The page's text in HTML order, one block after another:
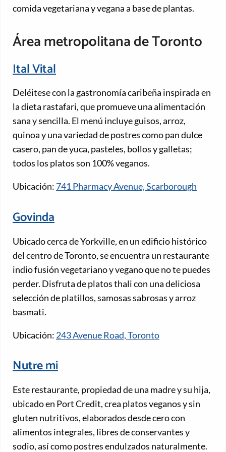
comida vegetariana y vegana a base de plantas.
Área metropolitana de Toronto
Ital Vital
Deléitese con la gastronomía caribeña inspirada en
la dieta rastafari, que promueve una alimentación
sana y sencilla. El menú incluye guisos, arroz,
quinoa y una variedad de postres como pan dulce
casero, pan de yuca, pasteles, bollos y galletas;
todos los platos son 100% veganos.
Ubicación: 741 Pharmacy Avenue, Scarborough
Govinda
Ubicado cerca de Yorkville, en un edificio histórico
del centro de Toronto, se encuentra un restaurante
indio fusión vegetariano y vegano que no te puedes
perder. Disfruta de platos thali con una deliciosa
selección de platillos, samosas sabrosas y arroz
basmati.
Ubicación: 243 Avenue Road, Toronto
Nutre mi
Este restaurante, propiedad de una madre y su hija,
ubicado en Port Credit, crea platos veganos y sin
gluten nutritivos, elaborados desde cero con
alimentos integrales, libres de conservantes y
sodio, así como postres endulzados naturalmente.